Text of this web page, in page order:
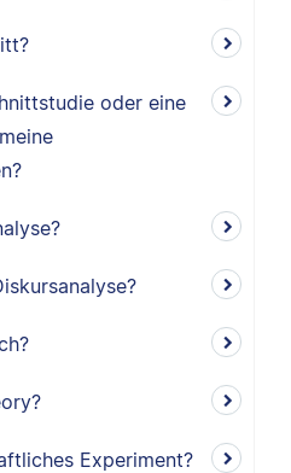
oder eine
Experiment?